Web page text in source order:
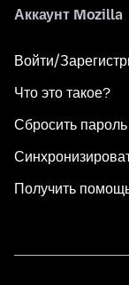
Аккаунт Mozilla
Войти/
Что это такое?
Сбросить пароль
Получить